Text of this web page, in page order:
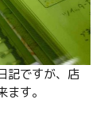
記ですが、店
す。